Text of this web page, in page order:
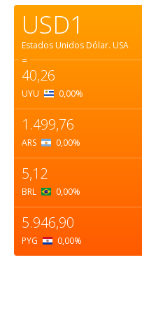
USD1
Estados Unidos Dólar. USA
=
40,26
UYU 0,00%
1.499,76
ARS 0,00%
5,12
BRL 0,00%
5.946,90
PYG 0,00%